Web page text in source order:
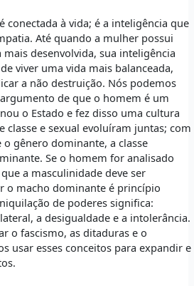
conectada à vida; é a inteligência que
Até quando a mulher possui
desenvolvida, sua inteligência
viver uma vida mais balanceada,
a não destruição. Nós podemos
de que o homem é um
o Estado e fez disso uma cultura
classe e sexual evoluíram juntas; com
gênero dominante, a classe
Se o homem for analisado
a masculinidade deve ser
o macho dominante é princípio
de poderes significa:
a desigualdade e a intolerância.
o fascismo, as ditaduras e o
usar esses conceitos para expandir e